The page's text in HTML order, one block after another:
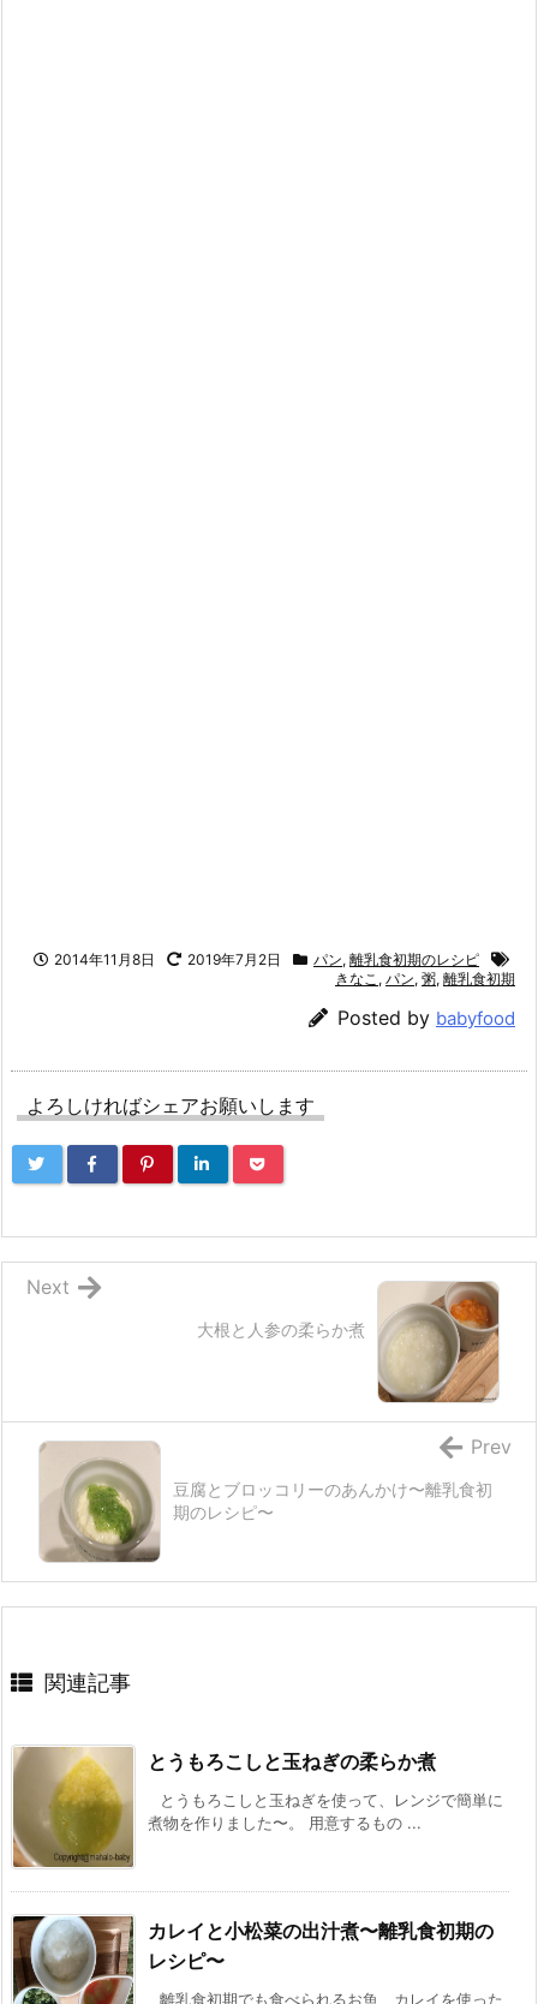
2014年11月8日 2019年7月2日 パン, 離乳食初期のレシピ
きなこ , パン, 粥, 離乳食初期
Posted by babyfood
よろしければシェアお願いします
大根と人参の柔らか煮
Next
豆腐とブロッコリーのあんかけ〜離乳食初
期のレシピ〜
Prev
関連記事
とうもろこしと玉ねぎの柔らか煮
とうもろこしと玉ねぎを使って、レンジで簡単に
煮物を作りました〜。 用意するもの ...
カレイと小松菜の出汁煮〜離乳食初期の
レシピ〜
離乳食初期でも食べられるお魚、カレイを使った